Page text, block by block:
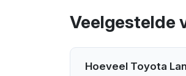
Veelgestelde
Hoeveel Toyota